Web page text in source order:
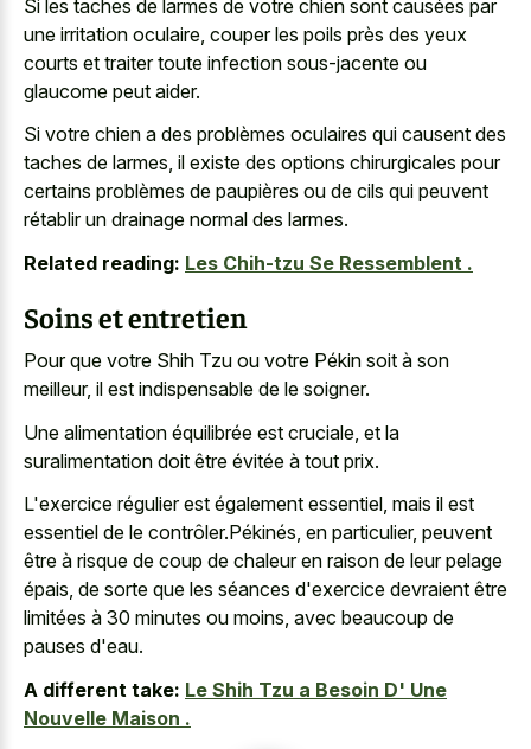
Si les taches de larmes de votre chien sont causées par
une irritation oculaire, couper les poils près des yeux
courts et traiter toute infection sous-jacente ou
glaucome peut aider.
Si votre chien a des problèmes oculaires qui causent des
taches de larmes, il existe des options chirurgicales pour
certains problèmes de paupières ou de cils qui peuvent
rétablir un drainage normal des larmes.
Related reading: Les Chih-tzu Se Ressemblent .
Soins et entretien
Pour que votre Shih Tzu ou votre Pékin soit à son
meilleur, il est indispensable de le soigner.
Une alimentation équilibrée est cruciale, et la
suralimentation doit être évitée à tout prix.
L'exercice régulier est également essentiel, mais il est
essentiel de le contrôler.Pékinés, en particulier, peuvent
être à risque de coup de chaleur en raison de leur pelage
épais, de sorte que les séances d'exercice devraient être
limitées à 30 minutes ou moins, avec beaucoup de
pauses d'eau.
A different take: Le Shih Tzu a Besoin D' Une
Nouvelle Maison .